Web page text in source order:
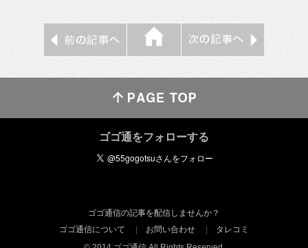
ゴゴ通をフォローする
ゴゴ通信の記事を配信しませんか？
ゴゴ通信について
お問い合わせ
タレコミ